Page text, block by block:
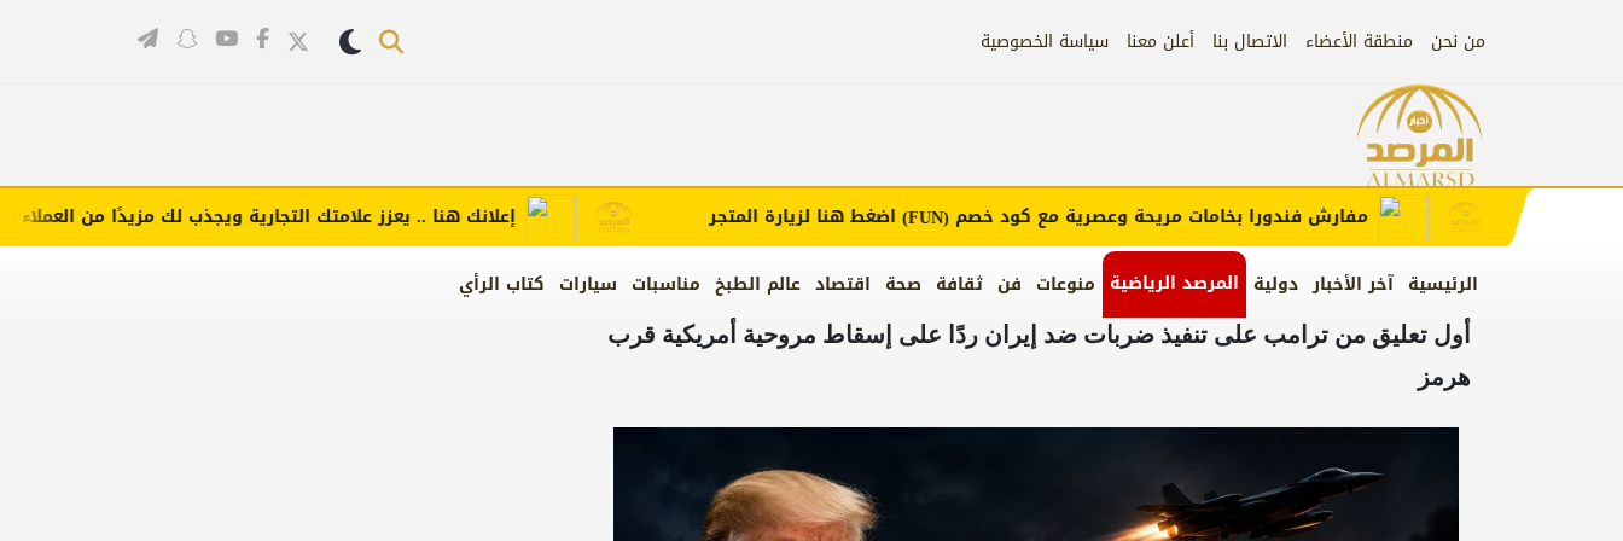
من نحن منطقة الأعضاء الاتصال بنا أعلن معنا سياسة الخصوصية
الرئيسية آخر الأخبار دولية المرصد الرياضية منوعات فن ثقافة صحة اقتصاد عالم الطبخ مناسبات سيارات كتاب الرأي
إعلانك هنا .. يعزز علامتك التجارية ويجذب لك مزيدًا من العملاء مفارش فندورا بخامات مريحة وعصرية مع كود خصم(FUN)اضغط هنا لزيارة المتجر
أول تعليق من ترامب على تنفيذ ضربات ضد إيران ردًا على إسقاط مروحية أمريكية قرب
هرمز